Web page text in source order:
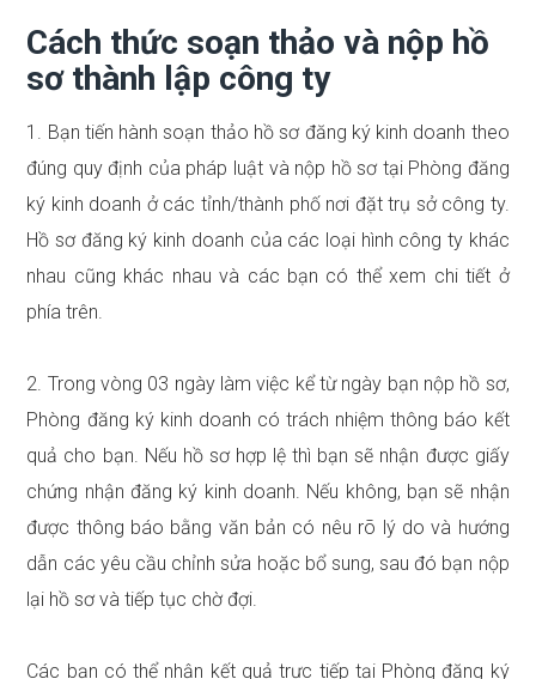
Cách thức soạn thảo và nộp hồ
sơ thành lập công ty
1. Bạn tiến hành soạn thảo hồ sơ đăng ký kinh doanh theo
đúng quy định của pháp luật và nộp hồ sơ tại Phòng đăng
ký kinh doanh ở các tỉnh/thành phố nơi đặt trụ sở công ty.
Hồ sơ đăng ký kinh doanh của các loại hình công ty khác
nhau cũng khác nhau và các bạn có thể xem chi tiết ở
phía trên.
2. Trong vòng 03 ngày làm việc kể từ ngày bạn nộp hồ sơ,
Phòng đăng ký kinh doanh có trách nhiệm thông báo kết
quả cho bạn. Nếu hồ sơ hợp lệ thì bạn sẽ nhận được giấy
chứng nhận đăng ký kinh doanh. Nếu không, bạn sẽ nhận
được thông báo bằng văn bản có nêu rõ lý do và hướng
dẫn các yêu cầu chỉnh sửa hoặc bổ sung, sau đó bạn nộp
lại hồ sơ và tiếp tục chờ đợi.
Các bạn có thể nhận kết quả trực tiếp tại Phòng đăng ký